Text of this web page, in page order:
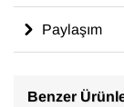
Paylaşım
Benzer